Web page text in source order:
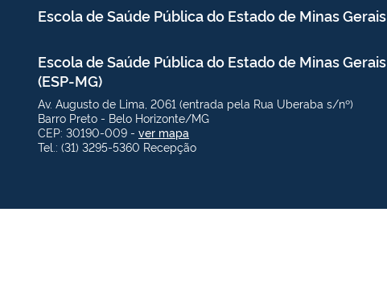
Escola de Saúde Públicado Estado de Minas Gerais
Escola de Saúde Pública do Estado de Minas Gerais
(ESP-MG)
Av. Augusto de Lima, 2061 (entrada pela Rua Uberaba s/nº)
Barro Preto - Belo Horizonte/MG
CEP: 30190-009 - ver mapa
Tel.: (31) 3295-5360 Recepção